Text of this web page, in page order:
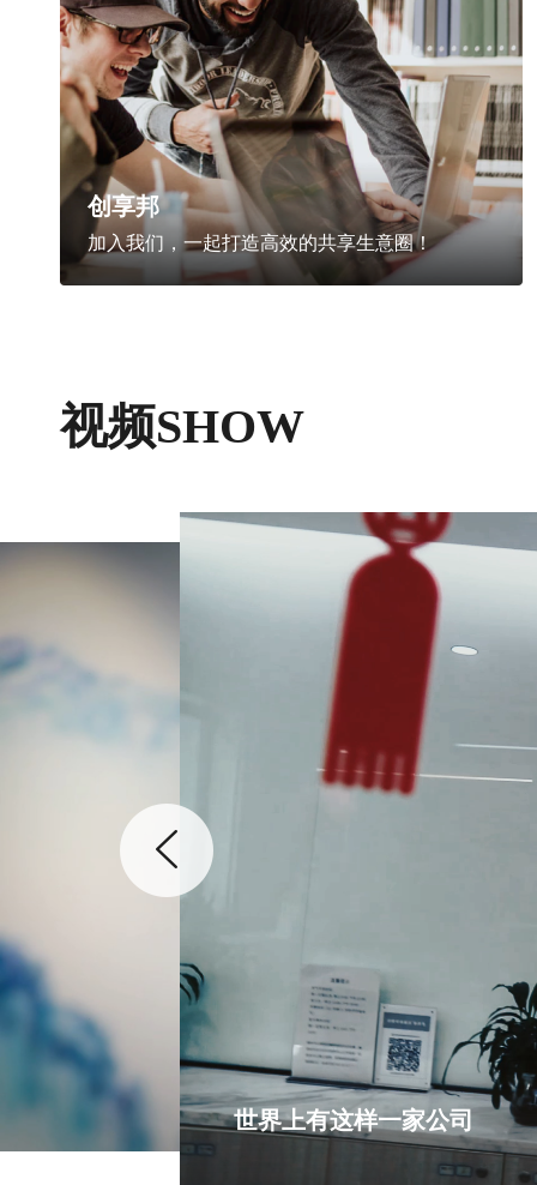
创享邦
加入我们，一起打造高效的共享生意圈！
视频SHOW
世界上有这样一家公司